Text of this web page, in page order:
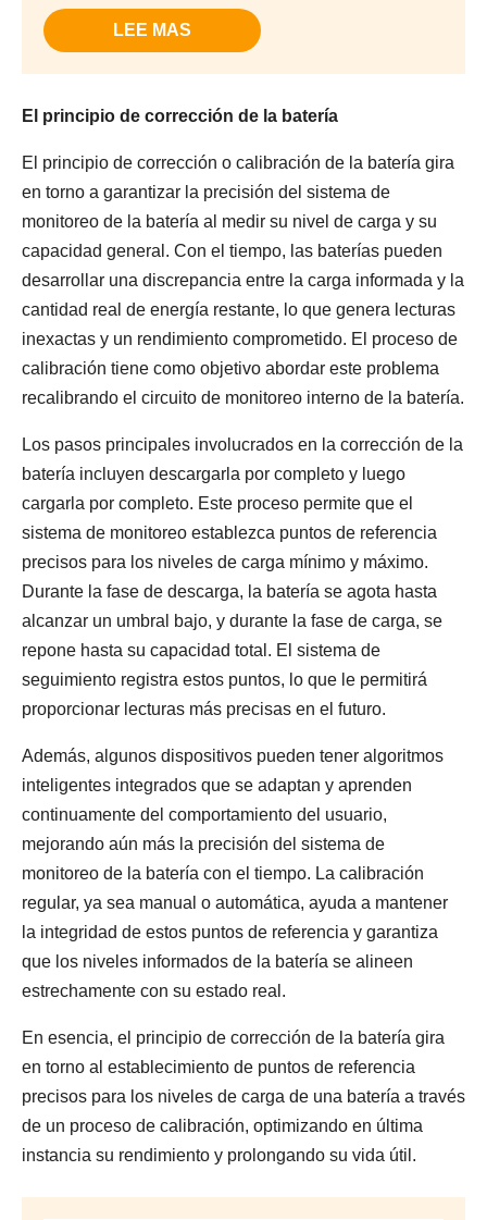
LEE MAS
El principio de corrección de la batería
El principio de corrección o calibración de la batería gira
en torno a garantizar la precisión del sistema de
monitoreo de la batería al medir su nivel de carga y su
capacidad general. Con el tiempo, las baterías pueden
desarrollar una discrepancia entre la carga informada y la
cantidad real de energía restante, lo que genera lecturas
inexactas y un rendimiento comprometido. El proceso de
calibración tiene como objetivo abordar este problema
recalibrando el circuito de monitoreo interno de la batería.
Los pasos principales involucrados en la corrección de la
batería incluyen descargarla por completo y luego
cargarla por completo. Este proceso permite que el
sistema de monitoreo establezca puntos de referencia
precisos para los niveles de carga mínimo y máximo.
Durante la fase de descarga, la batería se agota hasta
alcanzar un umbral bajo, y durante la fase de carga, se
repone hasta su capacidad total. El sistema de
seguimiento registra estos puntos, lo que le permitirá
proporcionar lecturas más precisas en el futuro.
Además, algunos dispositivos pueden tener algoritmos
inteligentes integrados que se adaptan y aprenden
continuamente del comportamiento del usuario,
mejorando aún más la precisión del sistema de
monitoreo de la batería con el tiempo. La calibración
regular, ya sea manual o automática, ayuda a mantener
la integridad de estos puntos de referencia y garantiza
que los niveles informados de la batería se alineen
estrechamente con su estado real.
En esencia, el principio de corrección de la batería gira
en torno al establecimiento de puntos de referencia
precisos para los niveles de carga de una batería a través
de un proceso de calibración, optimizando en última
instancia su rendimiento y prolongando su vida útil.